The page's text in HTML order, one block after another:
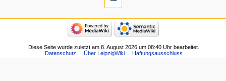
Diese Seite wurde zuletzt am 8. August 2026 um 08:40 Uhr bearbeitet.
Datenschutz
Über LeipzigWiki Haftungsausschluss